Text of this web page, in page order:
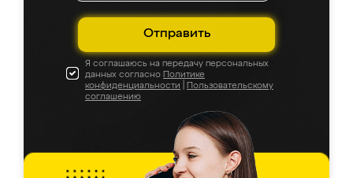
Отправить
Я соглашаюсь на передачу персональных
данных согласно Политике
конфиденциальности
Пользовательскому
соглашению